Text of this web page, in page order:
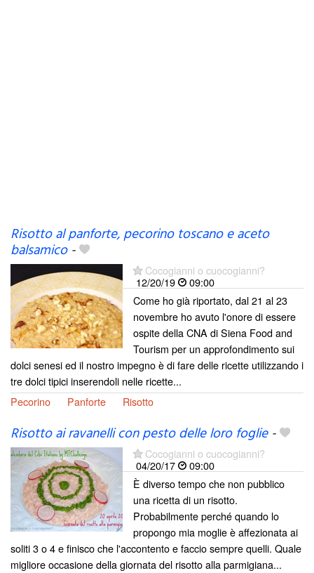
Risotto al panforte, pecorino toscano e aceto
balsamico-
Cocogianni o cuocogianni?
12/20/19
09:00
Come ho già riportato, dal 21 al 23
novembre ho avuto l'onore di essere
ospite della CNA di Siena Food and
Tourism per un approfondimento sui
dolci senesi ed il nostro impegno è di fare delle ricette utilizzando i
tre dolci tipici inserendoli nelle ricette...
Pecorino
Panforte Risotto
Risotto ai ravanelli con pesto delle loro foglie-
Cocogianni o cuocogianni?
04/20/17
09:00
È diverso tempo che non pubblico
una ricetta di un risotto.
Probabilmente perché quando lo
propongo mia moglie è affezionata ai
soliti 3 o 4 e finisco che l'accontento e faccio sempre quelli. Quale
migliore occasione della giornata del risotto alla parmigiana...